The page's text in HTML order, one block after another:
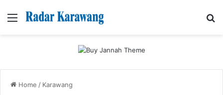
Menu
Home / Karawang